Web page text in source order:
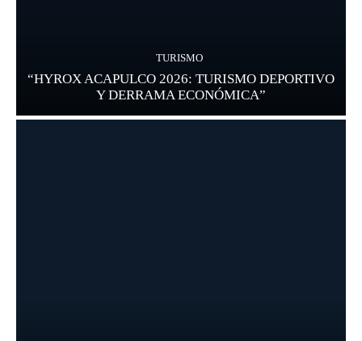
TURISMO
“HYROX ACAPULCO 2026: TURISMO DEPORTIVO
Y DERRAMA ECONÓMICA”